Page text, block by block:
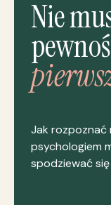
Nie
Jak rozpoznać
psychologiem
spodziewać